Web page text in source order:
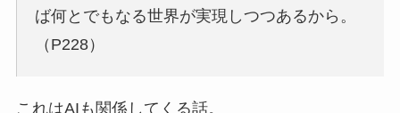
ば何とでもなる世界が実現しつつあるから。
（P228）
これはAIも関係してくる話。